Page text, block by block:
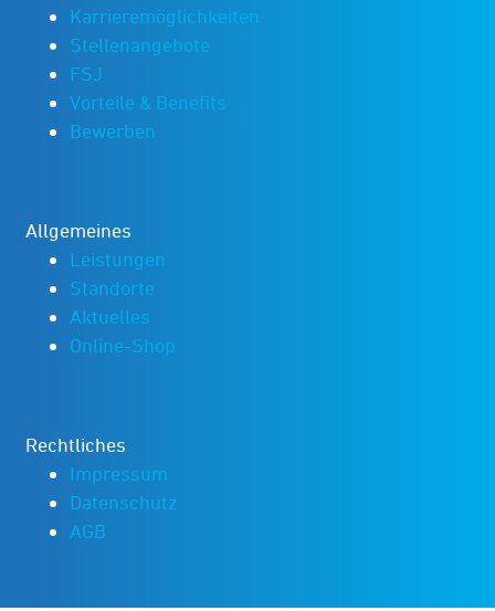
Karrieremöglichkeiten
Stellenangebote
FSJ
Vorteile & Benefits
Bewerben
Allgemeines
Leistungen
Standorte
Aktuelles
Online-Shop
Rechtliches
Impressum
Datenschutz
AGB